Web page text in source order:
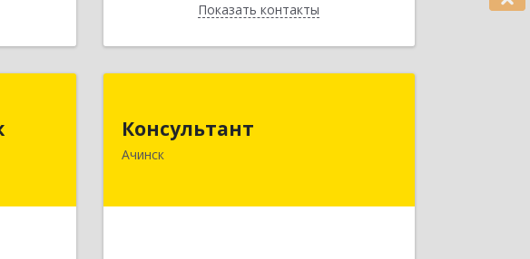
Показать контакты
Назад
г,
Консультант
Ачинск
662159, Красноярский край, Ачинск г,
Юго-Восточный район, дом № 21А
Подробнее